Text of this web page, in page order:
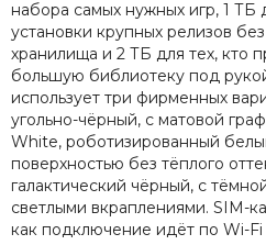
набора самых нужных игр, 1
установки крупных релизов
хранилища и 2 ТБ для тех, кто
большую библиотеку под
использует три фирменных
угольно-чёрный, с матовой
White, роботизированный
поверхностью без тёплого
галактический чёрный, с
светлыми вкраплениями. SIM-
как подключение идёт по Wi-